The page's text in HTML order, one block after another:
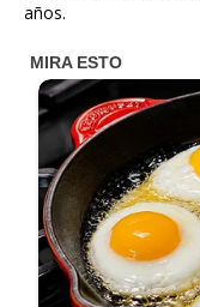
años.